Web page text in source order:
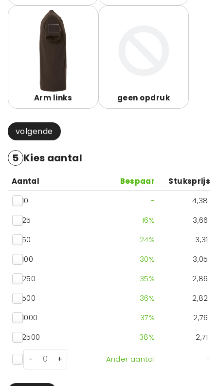
Arm links geen opdruk
volgende
5 Kies aantal
Aantal Bespaar
Stuksprijs
10
-
4,38
25
16%
3,66
50
24%
3,31
100
30%
3,05
250
35%
2,86
500
36%
2,82
1000
37%
2,76
2500
38% 2,71
- + Ander aantal -